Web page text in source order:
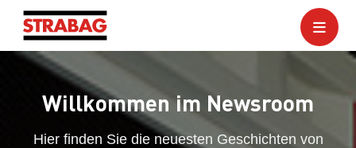
Willkommen im Newsroom
Hier finden Sie die neuesten Geschichten von